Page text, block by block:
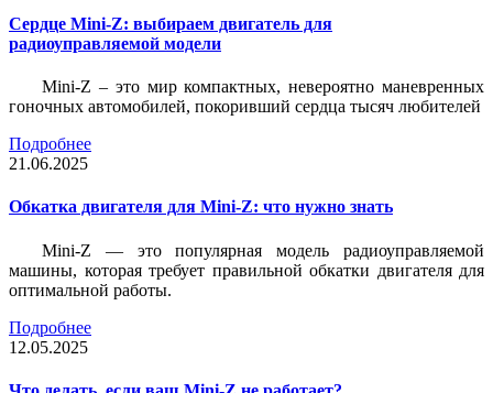
Сердце Mini-Z: выбираем двигатель для
радиоуправляемой модели
Mini-Z – это мир компактных, невероятно маневренных
гоночных автомобилей, покоривший сердца тысяч любителей
Подробнее
21.06.2025
Обкатка двигателя для Mini-Z: что нужно знать
Mini-Z — это популярная модель радиоуправляемой
машины, которая требует правильной обкатки двигателя для
оптимальной работы.
Подробнее
12.05.2025